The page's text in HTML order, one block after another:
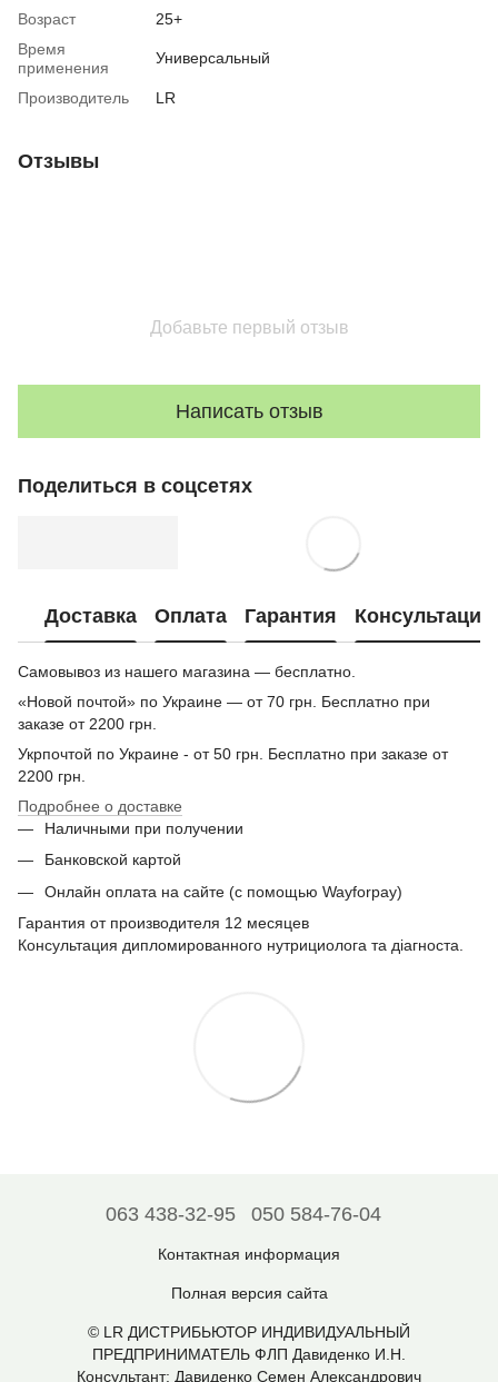
Возраст
25+
Время
применения
Универсальный
Производитель LR
Отзывы
Добавьте первый отзыв
Написать отзыв
Поделиться в соцсетях
Доставка Оплата Гарантия Консультация
Самовывоз из нашего магазина — бесплатно.
«Новой почтой» по Украине — от 70 грн. Бесплатно при
заказе от 2200 грн.
Укрпочтой по Украине - от 50 грн. Бесплатно при заказе от
2200 грн.
Подробнее о доставке
Наличными при получении
Банковской картой
Онлайн оплата на сайте (с помощью Wayforpay)
Гарантия от производителя 12 месяцев
Консультация дипломированного нутрициолога та діагноста.
063 438-32-95 050 584-76-04
Контактная информация
Полная версия сайта
© LR ДИСТРИБЬЮТОР ИНДИВИДУАЛЬНЫЙ
ПРЕДПРИНИМАТЕЛЬ ФЛП Давиденко И.Н.
Консультант: Давиденко Семен Александрович